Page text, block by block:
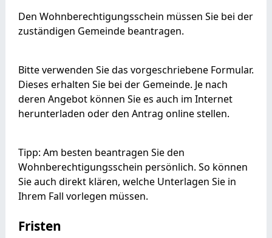
Den Wohnberechtigungsschein müssen Sie bei der
zuständigen Gemeinde beantragen.
Bitteverwenden Sie das vorgeschriebene Formular.
Dieses erhalten Sie bei der Gemeinde. Je nach
deren Angebot können Sie es auch im Internet
herunterladen oder den Antrag online stellen.
Tipp: Am besten beantragen Sie den
Wohnberechtigungsschein persönlich. So können
Sie auch direkt klären, welche Unterlagen Sie in
Ihrem Fall vorlegen müssen.
Fristen